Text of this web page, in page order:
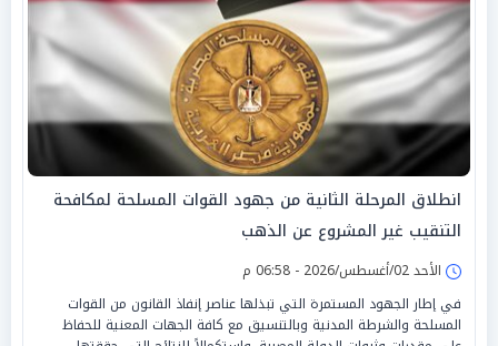
انطلاق المرحلة الثانية من جهود القوات المسلحة لمكافحة
التنقيب غير المشروع عن الذهب
الأحد 02/أغسطس/2026 - 06:58 م
في إطار الجهود المستمرة التي تبذلها عناصر إنفاذ القانون من القوات
المسلحة والشرطة المدنية وبالتنسيق مع كافة الجهات المعنية للحفاظ